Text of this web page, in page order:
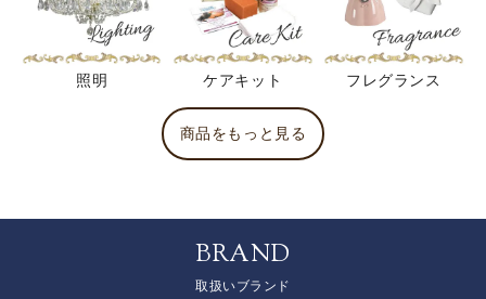
照明 ケアキット フレグランス
商品をもっと見る
BRAND
取扱いブランド